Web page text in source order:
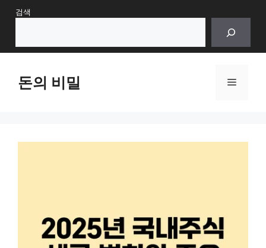
Skip검색
돈의 비밀 Menu